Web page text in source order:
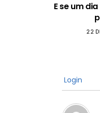
E se um
22
Login